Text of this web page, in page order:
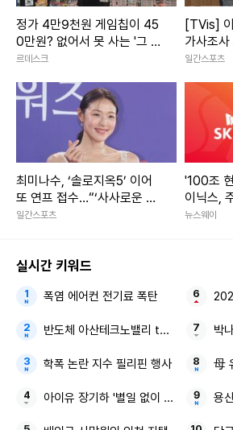
정가 4만9천원 게임칩이 45
0만원? 없어서 못 사는 '그 시
절의 향수'
르데스크
[TVis] 이
가사조
힘들었다”
일간스포츠
최미나수, ‘솔로지옥5’ 이어
또 연프 접수…“‘사사로운 만
남추구’ MC 발탁” [공식]
일간스포츠
'100조
이닉스,
뉴스웨이
실시간 키워드
폭염 에어컨 전기료 폭탄
반도체 아산테크노밸리 the1 7차(10단
학폭 논란 지수 필리핀 행사
아이유 장기하 '별일 없이 산다'
박
母
용